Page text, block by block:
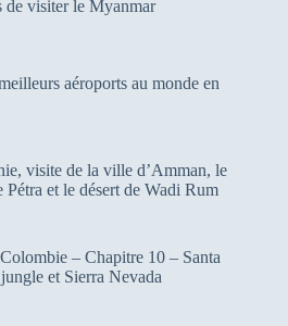
de visiter le Myanmar
aéroports au monde en
visite de la ville d’Amman, le
Pétra et le désert de Wadi Rum
– Chapitre 10 – Santa
et Sierra Nevada